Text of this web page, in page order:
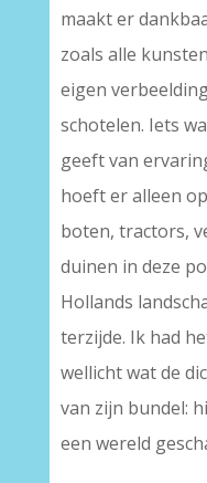
maakt er
zoals alle
eigen
schotelen. Iets
geeft van
hoeft er alleen
boten, tractors,
duinen in deze
Hollands
terzijde. Ik had
wellicht wat de
van zijn bundel:
een wereld